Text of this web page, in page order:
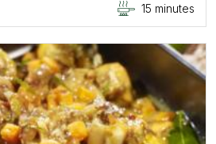
15 minutes